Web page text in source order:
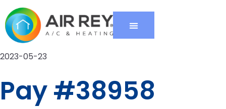
2023-05-23
Pay #38958